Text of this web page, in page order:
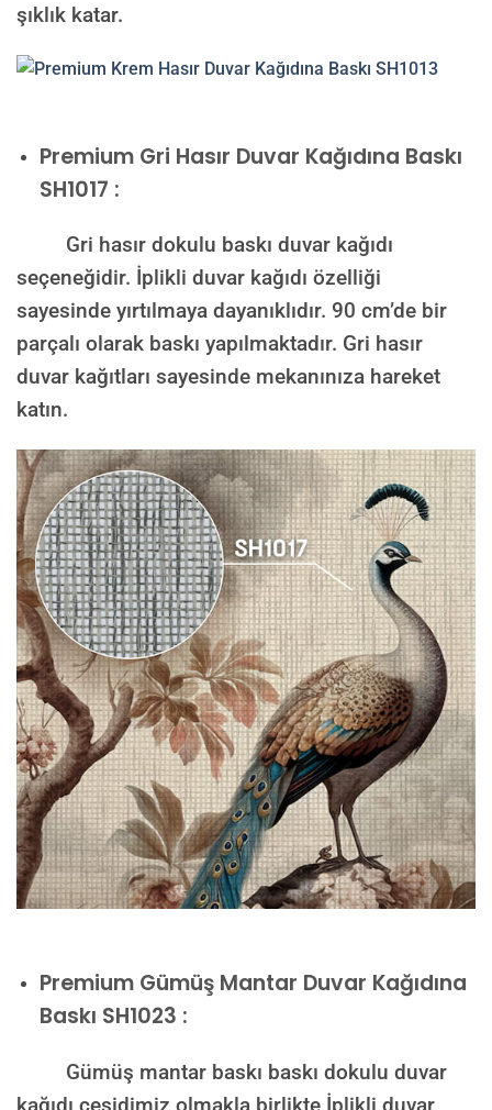
şıklık katar.
Premium Gri Hasır Duvar Kağıdına Baskı
SH1017 :
Gri hasır dokulu baskı duvar kağıdı
seçeneğidir. İplikli duvar kağıdı özelliği
sayesinde yırtılmaya dayanıklıdır. 90 cm’de bir
parçalı olarak baskı yapılmaktadır. Gri hasır
duvar kağıtları sayesinde mekanınıza hareket
katın.
Premium Gümüş Mantar Duvar Kağıdına
Baskı SH1023 :
Gümüş mantar baskı baskı dokulu duvar
kağıdı çeşidimiz olmakla birlikte İplikli duvar